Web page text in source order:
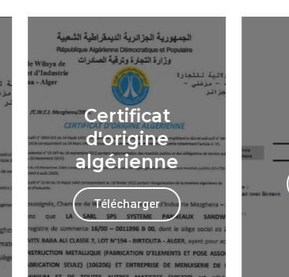
Certificat
d'origine
algérienne
Télécharger